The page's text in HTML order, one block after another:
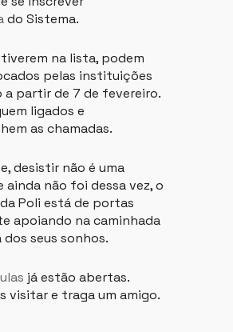
do Sistema.
na lista, podem
pelas instituições
a partir de 7 de fevereiro.
ligados e
as chamadas.
desistir não é uma
ainda não foi dessa vez, o
Poli está de portas
apoiando na caminhada
dos seus sonhos.
já estão abertas.
visitar e traga um amigo.